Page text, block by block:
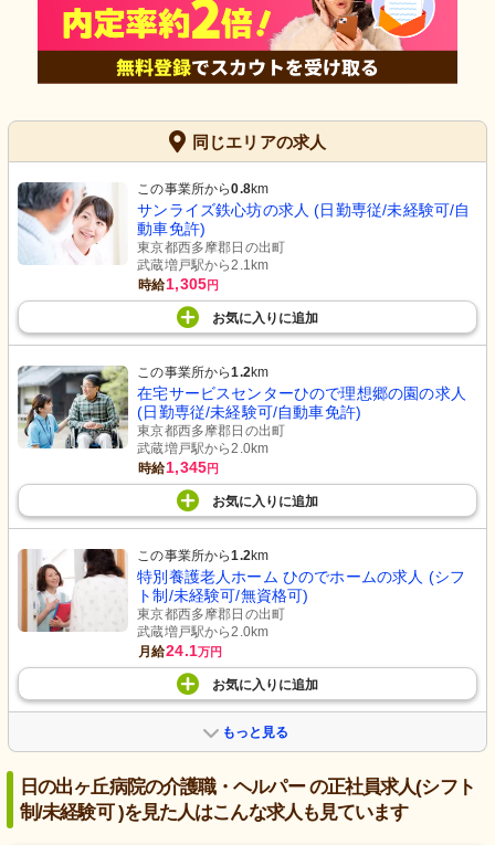
同じエリアの求人
この事業所から0.8km
サンライズ鉄心坊の求人 (日勤専従/未経験可/自
動車免許)
東京都西多摩郡日の出町
武蔵増戸駅から2.1km
時給1,305円
お気に入り に追加
この事業所から1.2km
在宅サービスセンターひので理想郷の園の求人
(日勤専従/未経験可/自動車免許)
東京都西多摩郡日の出町
武蔵増戸駅から2.0km
時給1,345円
お気に入り に追加
この事業所から1.2km
特別養護老人ホーム ひのでホームの求人 (シフ
ト制/未経験可/無資格可)
東京都西多摩郡日の出町
武蔵増戸駅から2.0km
月給24.1万円
お気に入り に追加
もっと見る
日の出ヶ丘病院の介護職・ヘルパー の正社員求人(シフト
制/未経験可 )を見た人はこんな求人も見ています